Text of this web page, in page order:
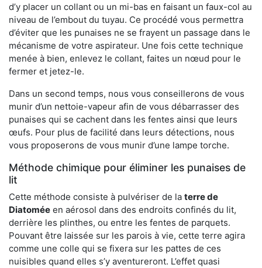
d’y placer un collant ou un mi-bas en faisant un faux-col au
niveau de l’embout du tuyau. Ce procédé vous permettra
d’éviter que les punaises ne se frayent un passage dans le
mécanisme de votre aspirateur. Une fois cette technique
menée à bien, enlevez le collant, faites un nœud pour le
fermer et jetez-le.
Dans un second temps, nous vous conseillerons de vous
munir d’un nettoie-vapeur afin de vous débarrasser des
punaises qui se cachent dans les fentes ainsi que leurs
œufs. Pour plus de facilité dans leurs détections, nous
vous proposerons de vous munir d’une lampe torche.
Méthode chimique pour éliminer les punaises de
lit
Cette méthode consiste à pulvériser de la terre de
Diatomée en aérosol dans des endroits confinés du lit,
derrière les plinthes, ou entre les fentes de parquets.
Pouvant être laissée sur les parois à vie, cette terre agira
comme une colle qui se fixera sur les pattes de ces
nuisibles quand elles s’y aventureront. L’effet quasi